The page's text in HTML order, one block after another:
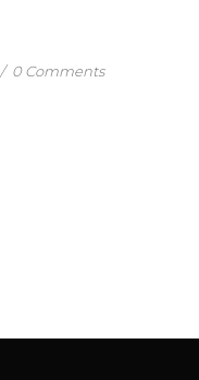
/ 0 Comments